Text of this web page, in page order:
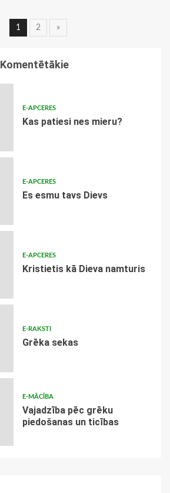
Ziņu
1 2 »
Komentētākie
E-APCERES
​Kas patiesi nes mieru?
E-APCERES
Es esmu tavs Dievs
E-APCERES
Kristietis kā Dieva namturis
E-RAKSTI
Grēka sekas
E-MĀCĪBA
Vajadzība pēc grēku
piedošanas un ticības